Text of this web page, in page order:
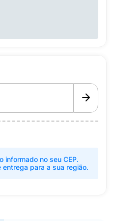
informado no seu CEP.
para a sua região.